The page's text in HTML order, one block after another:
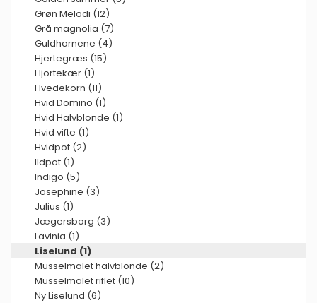
Grøn Melodi (12)
Grå magnolia (7)
Guldhornene (4)
Hjertegræs (15)
Hjortekær (1)
Hvedekorn (11)
Hvid Domino (1)
Hvid Halvblonde (1)
Hvid vifte (1)
Hvidpot (2)
Ildpot (1)
Indigo (5)
Josephine (3)
Julius (1)
Jægersborg (3)
Lavinia (1)
Liselund (1)
Musselmalet halvblonde (2)
Musselmalet riflet (10)
Ny Liselund (6)